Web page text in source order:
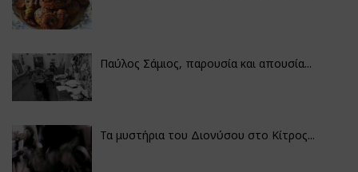
Παύλος Σάμιος, παρουσία και απουσία...
Τα μυστήρια του Διονύσου στο Κίτρος...